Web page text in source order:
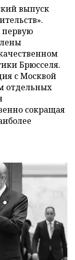
выпуск
первую
Брюсселя.
с Москвой
отдельных
сокращая